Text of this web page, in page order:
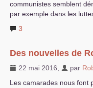
communistes semblent
par exemple dans les
3
Des nouvelles de
22 mai 2016 par
Les camarades nous font